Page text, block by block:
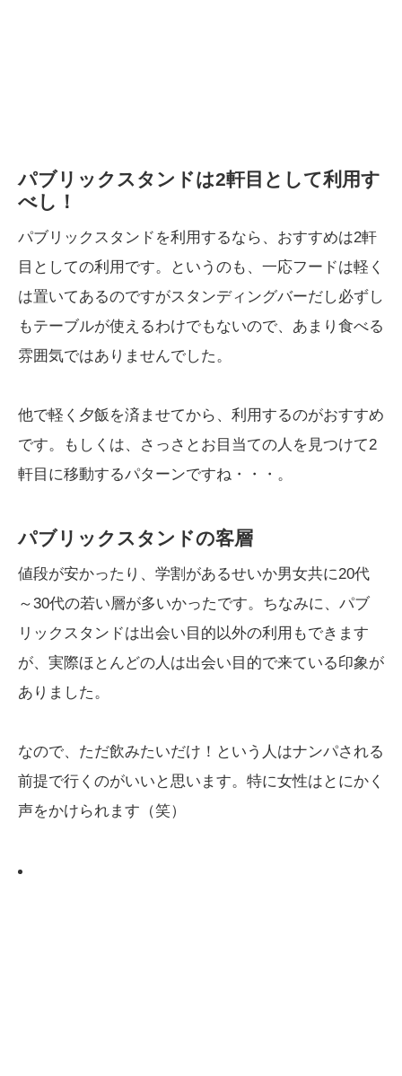
パブリックスタンドは2軒目として利用す
べし！
パブリックスタンドを利用するなら、おすすめは2軒
目としての利用です。というのも、一応フードは軽く
は置いてあるのですがスタンディングバーだし必ずし
もテーブルが使えるわけでもないので、あまり食べる
雰囲気ではありませんでした。
他で軽く夕飯を済ませてから、利用するのがおすすめ
です。もしくは、さっさとお目当ての人を見つけて2
軒目に移動するパターンですね・・・。
パブリックスタンドの客層
値段が安かったり、学割があるせいか男女共に20代
～30代の若い層が多いかったです。ちなみに、パブ
リックスタンドは出会い目的以外の利用もできます
が、実際ほとんどの人は出会い目的で来ている印象が
ありました。
なので、ただ飲みたいだけ！という人はナンパされる
前提で行くのがいいと思います。特に女性はとにかく
声をかけられます（笑）